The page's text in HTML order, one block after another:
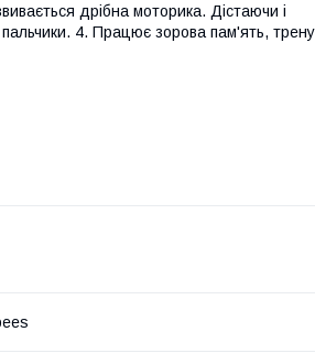
дрібна моторика. Дістаючи і
4. Працює зорова пам'ять,